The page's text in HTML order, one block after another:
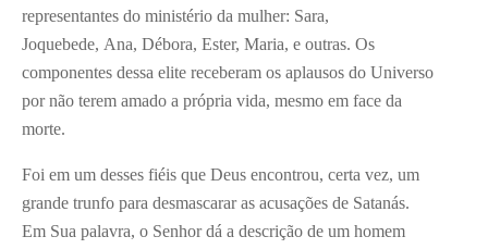
representantes do ministério da mulher: Sara,
Joquebede, Ana, Débora, Ester, Maria, e outras. Os
componentes dessa elite receberam os aplausos do Universo
por não terem amado a própria vida, mesmo em face da
morte.
Foi em um desses fiéis que Deus encontrou, certa vez, um
grande trunfo para desmascarar as acusações de Satanás.
Em Sua palavra, o Senhor dá a descrição de um homem